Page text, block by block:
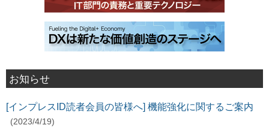
お知らせ
[インプレスID読者会員の皆様へ] 機能強化に関するご案内
(2023/4/19)